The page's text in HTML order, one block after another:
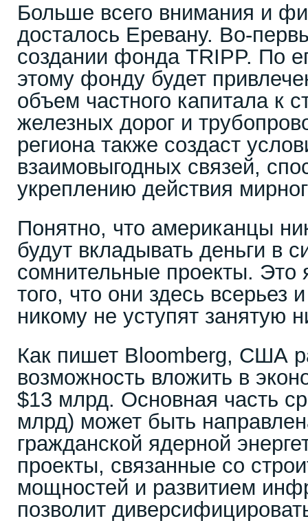
Больше всего внимания и
досталось Еревану. Во-
создании фонда TRIPP. По
этому фонду будет
объем частного капитала к
железных дорог и
региона также создаст
взаимовыгодных связей,
укреплению действия
Понятно, что американцы
будут вкладывать деньги в
сомнительные проекты. Это
того, что они здесь всерьез
никому не уступят занятую
Как пишет Bloomberg, США
возможность вложить в
$13 млрд. Основная часть
млрд) может быть
гражданской ядерной
проекты, связанные со
мощностей и развитием
позволит